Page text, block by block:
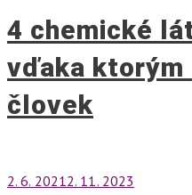
4 chemické
vďaka
človek
2. 6. 20212. 11. 2023